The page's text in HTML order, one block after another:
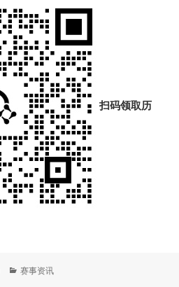
扫码领取历
分
赛事资讯